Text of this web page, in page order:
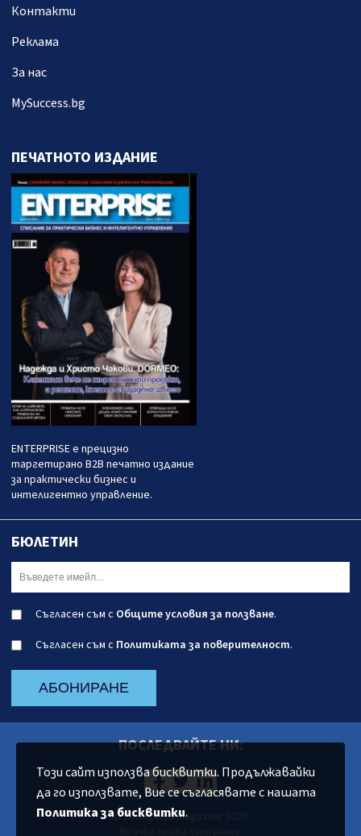
Контакти
Реклама
За нас
MySuccess.bg
ПЕЧАТНОТО ИЗДАНИЕ
ENTERPRISE е прецизно
таргетирано B2B печатно издание
за практически бизнес и
интелигентно управление.
БЮЛЕТИН
Съгласен съм с Общите условия за ползване.
Съгласен съм с Политиката за поверителност.
АБОНИРАНЕ
ПОСЛЕДВАЙТЕ НИ:
© Enterprise Magazine 2026.
Този сайт използва бисквитки. Продължавайки
да го използвате, Вие се съгласявате с нашата
Политика за бисквитки.